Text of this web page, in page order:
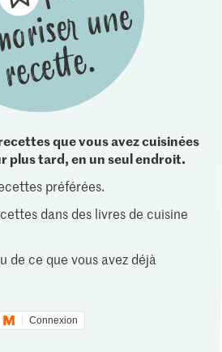
que vous avez cuisinées
plus tard, en un seul endroit.
préférées.
dans des livres de cuisine
de ce que vous avez déjà
Connexion